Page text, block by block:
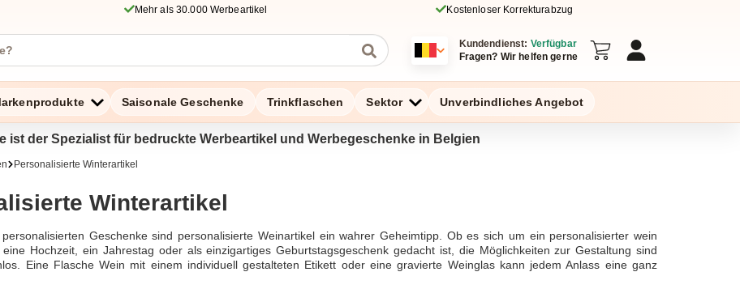
Mehr als 30.000 Werbeartikel Kostenloser Korrekturabzug
Kundendienst: Verfügbar
Fragen? Wir helfen gerne
Saisonale Geschenke Trinkflaschen Sektor Unverbindliches Angebot
ist der Spezialist für bedruckte Werbeartikel und Werbegeschenke in Belgien
Personalisierte Winterartikel
Winterartikel
Geschenke sind personalisierte Weinartikel ein wahrer Geheimtipp. Ob es sich um ein personalisierter wein
Hochzeit, ein Jahrestag oder als einzigartiges Geburtstagsgeschenk gedacht ist, die Möglichkeiten zur Gestaltung sind
Eine Flasche Wein mit einem individuell gestalteten Etikett oder eine gravierte Weinglas kann jedem Anlass eine ganz
Anlässe wie Hochzeit, Jubiläum oder als Geschenk zum Geburtstag sind. Ein Set aus rotwein, weißwein oder rosé,